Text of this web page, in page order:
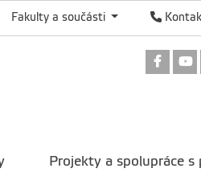
Fakulty a součásti
Projekty a spolupráce s